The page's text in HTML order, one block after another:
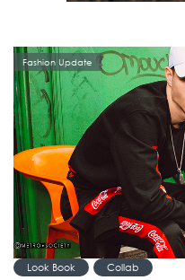
Fashion Update
Look Book Collab